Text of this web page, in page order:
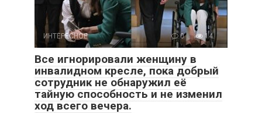
ИНТЕРЕСНОЕ 0 14
Все игнорировали женщину в
инвалидном кресле, пока добрый
сотрудник не обнаружил её
тайную способность и не изменил
ход всего вечера.